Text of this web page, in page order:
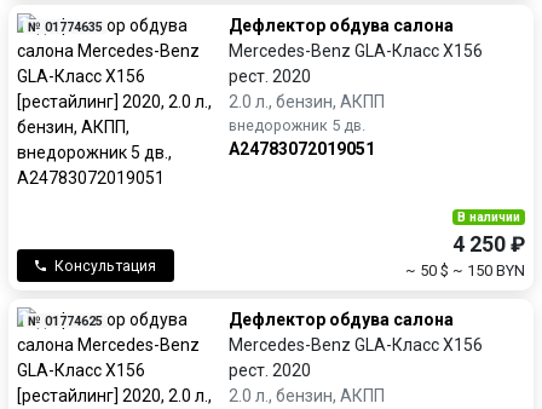
№ 01774635
Дефлектор обдува салона
Mercedes-Benz GLA-Класс X156
рест. 2020
2.0 л., бензин, АКПП
внедорожник 5 дв.
A24783072019051
Консультация
В наличии
4 250 ₽
~ 50 $ ~ 150 BYN
№ 01774625
Дефлектор обдува салона
Mercedes-Benz GLA-Класс X156
рест. 2020
2.0 л., бензин, АКПП